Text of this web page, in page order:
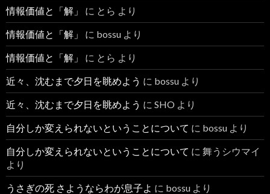
情報価値と「解」 に とら より
情報価値と「解」 に bossu より
情報価値と「解」 に とら より
近々、沈むまで夕日を眺めよう に bossu より
近々、沈むまで夕日を眺めよう に SHO より
自分しか変えられないということについて に bossu より
自分しか変えられないということについて に 舞うシウマイ
より
うさぎの死 さようならわが息子よ に bossu より